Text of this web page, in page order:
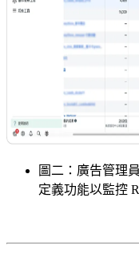
圖二：廣告管理
定義功能以監控